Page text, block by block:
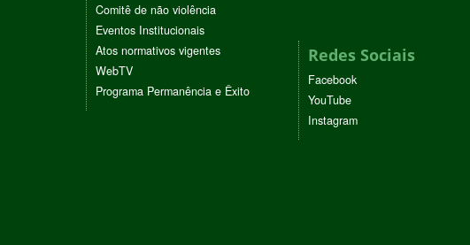
Comitê de não violência
Eventos Institucionais
Atos normativos vigentes
WebTV
Programa Permanência e Êxito
Redes Sociais
Facebook
YouTube
Instagram